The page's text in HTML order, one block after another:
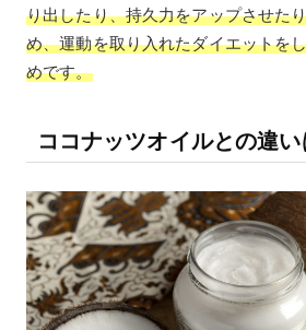
り出したり、持久力をアップさせた
め、運動を取り入れたダイエットを
めです。
ココナッツオイルとの違い